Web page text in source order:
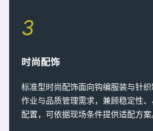
3
时尚配饰
标准型时尚配饰面向钩编服装与针
作业与品质管理需求，兼顾稳定性
配置，可依据现场条件提供适配方案